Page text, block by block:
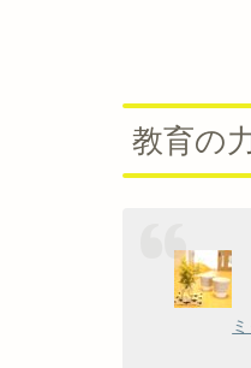
教育の